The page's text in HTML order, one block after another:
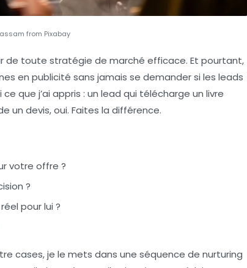
from Pixabay
de toute stratégie de marché efficace. Et pourtant,
en publicité sans jamais se demander si les leads
que j’ai appris : un lead qui télécharge un livre
un devis, oui. Faites la différence.
votre offre ?
?
pour lui ?
cases, je le mets dans une séquence de nurturing